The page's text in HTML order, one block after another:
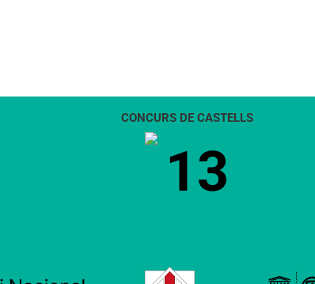
CONCURS DE CASTELLS
13